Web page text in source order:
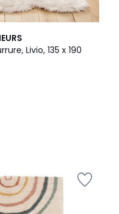
Livio, 135 x 190